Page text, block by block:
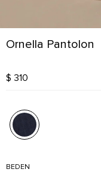
Ornella Pantolon
$ 310
BEDEN